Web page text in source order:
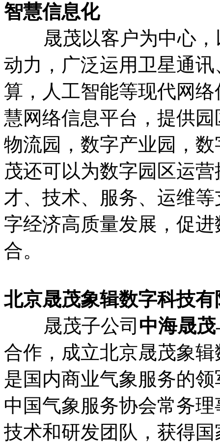
智慧信息化
晟茂以客户为中心，
动力，广泛运用卫星通
算，人工智能等现代网
慧网络信息平台，提供
物流园，数字产业园，
茂还可以为数字园区运
才、技术、服务、运维
字经济高质量发展，促
合。
北京晟茂象辑数字科技
晟茂子公司 中海晟茂
合作，成立北京晟茂象
是国内商业气象服务的
中国气象服务协会常务
技术和研发团队，获得